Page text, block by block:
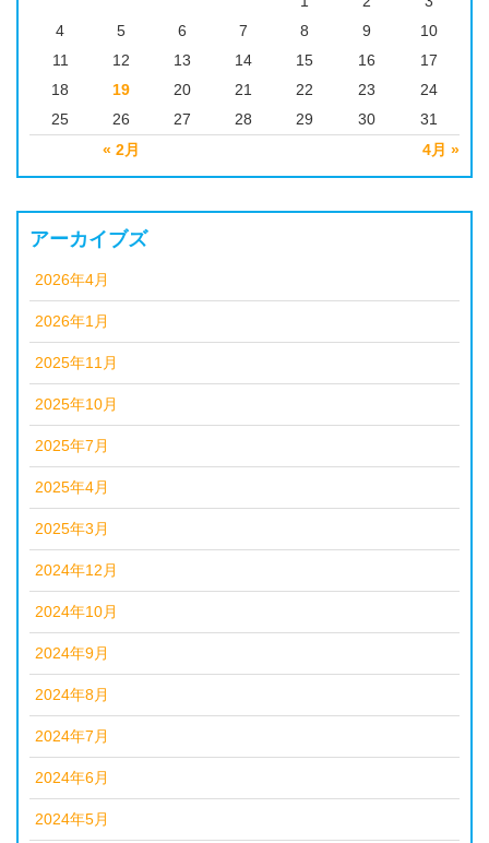
« 2月 4月 »
4
5 6 7 8 9
10
11
12 13 14 15 16
17
18
19 20 21 22 23
24
25
26 27 28 29 30 31
アーカイブズ
2026年4月
2026年1月
2025年11月
2025年10月
2025年7月
2025年4月
2025年3月
2024年12月
2024年10月
2024年9月
2024年8月
2024年7月
2024年6月
2024年5月